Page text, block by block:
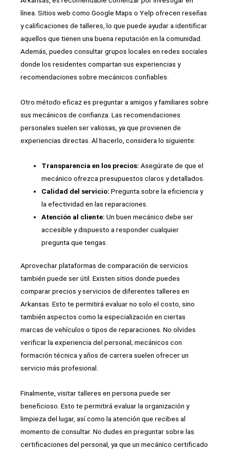
línea. Sitios web como Google Maps o Yelp ofrecen reseñas
y calificaciones de talleres, lo que puede ayudar a identificar
aquellos que tienen una buena reputación en la comunidad.
Además, puedes consultar grupos locales en redes sociales
donde los residentes compartan sus experiencias y
recomendaciones sobre mecánicos confiables.
Otro método eficaz es preguntar a amigos y familiares sobre
sus mecánicos de confianza. Las recomendaciones
personales suelen ser valiosas, ya que provienen de
experiencias directas. Al hacerlo, considera lo siguiente:
Transparencia en los precios: Asegúrate de que el
mecánico ofrezca presupuestos claros y detallados.
Calidad del servicio: Pregunta sobre la eficiencia y
la efectividad en las reparaciones.
Atención al cliente: Un buen mecánico debe ser
accesible y dispuesto a responder cualquier
pregunta que tengas.
Aprovechar plataformas de comparación de servicios
también puede ser útil. Existen sitios donde puedes
comparar precios y servicios de diferentes talleres en
Arkansas. Esto te permitirá evaluar no solo el costo, sino
también aspectos como la especialización en ciertas
marcas de vehículos o tipos de reparaciones. No olvides
verificar la experiencia del personal; mecánicos con
formación técnica y años de carrera suelen ofrecer un
servicio más profesional.
Finalmente, visitar talleres en persona puede ser
beneficioso. Esto te permitirá evaluar la organización y
limpieza del lugar, así como la atención que recibes al
momento de consultar. No dudes en preguntar sobre las
certificaciones del personal, ya que un mecánico certificado